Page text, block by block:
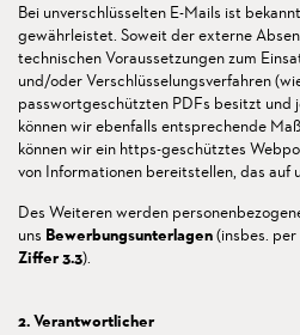
Bei unverschlüsselten E-Mails ist
gewährleistet. Soweit der externe
technischen Voraussetzungen zum
und/oder Verschlüsselungsverfahren
passwortgeschützten PDFs besitzt und
können wir ebenfalls entsprechende
können wir ein https-geschütztes
von Informationen bereitstellen, das auf
Des Weiteren werden
uns Bewerbungsunterlagen(insbes.
Ziffer 3.3).
2. Verantwortlicher